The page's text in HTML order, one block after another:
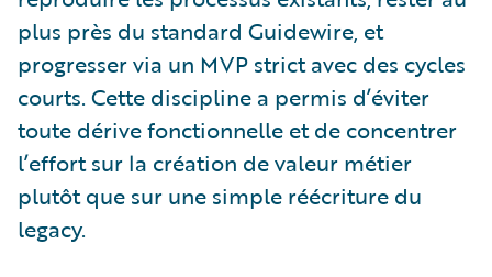
plus près du standard Guidewire, et
progresser via un MVP strict avec des cycles
courts. Cette discipline a permis d’éviter
toute dérive fonctionnelle et de concentrer
l’effort sur la création de valeur métier
plutôt que sur une simple réécriture du
legacy.